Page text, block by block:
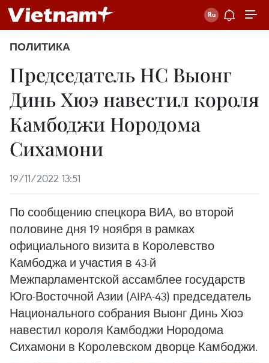
ПОЛИТИКА
Председатель НС Выонг
Динь Хюэ навестил короля
Камбоджи Нородома
Сихамони
19/11/2022 13:51
По сообщению спецкора ВИА, во второй
половине дня 19 ноября в рамках
официального визита в Королевство
Камбоджа и участия в 43-й
Межпарламентской ассамблее государств
Юго-Восточной Азии (AIPA-43) председатель
Национального собрания Выонг Динь Хюэ
навестил короля Камбоджи Нородома
Сихамони в Королевском дворце Камбоджи.